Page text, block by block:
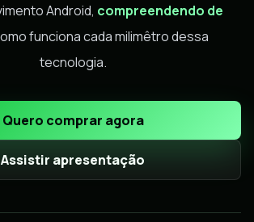
Android, compreendendo de
funciona cada milimêtro dessa
tecnologia.
Quero comprar agora
Assistir apresentação